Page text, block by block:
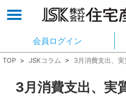
会員ログイン
TOP > JSKコラム > 3月消費支出、
3月消費支出、